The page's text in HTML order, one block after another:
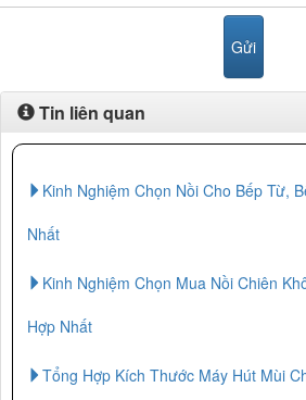
Tin liên quan
Kinh Nghiệm Chọn Nồi Cho Bếp Từ,
Nhất
Kinh Nghiệm Chọn Mua Nồi Chiên
Hợp Nhất
Tổng Hợp Kích Thước Máy Hút Mùi